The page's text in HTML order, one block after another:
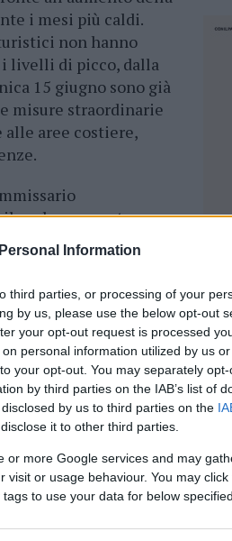
Information
third parties, or processing of your
by us, please use the below opt-out
your opt-out request is processed
personal information utilized by us
your opt-out. You may separately
by third parties on the IAB’s list of
by us to third parties on the
it to other third parties.
or more Google services and may
visit or usage behaviour. You may
to use your data for below
i mesi più caldi.
non hanno
livelli di picco, dalla
15 giugno sono già
misure straordinarie
aree costiere,
il prolungamento
unità di soccorso,
postazioni, grazie
in mezzi di
efficace le patologie
richiedonoun
con tempestività:
Paolo, Vignola Mare
possono ora contare
Teresa di Gallura,
dei mezzi,
per residenti e